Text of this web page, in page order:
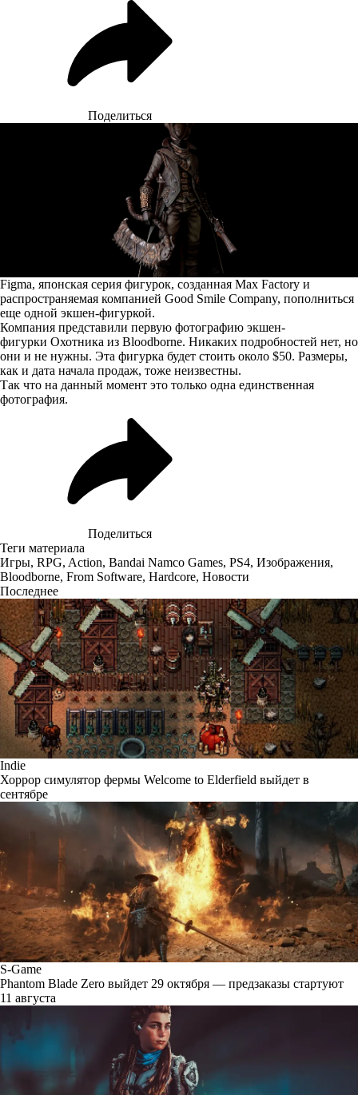
Поделиться
Figma, японская серия фигурок, созданная Max Factory и
распространяемая компанией Good Smile Company, пополниться
еще одной экшен-фигуркой.
Компания представили первую фотографию экшен-
фигурки Охотника из Bloodborne. Никаких подробностей нет, но
они и не нужны. Эта фигурка будет стоить около $50. Размеры,
как и дата начала продаж, тоже неизвестны.
Так что на данный момент это только одна единственная
фотография.
Поделиться
Теги материала
Игры, RPG, Action, Bandai Namco Games, PS4, Изображения,
Bloodborne, From Software, Hardcore, Новости
Последнее
Indie
Хоррор симулятор фермы Welcome to Elderfield выйдет в
сентябре
S-Game
Phantom Blade Zero выйдет 29 октября — предзаказы стартуют
11 августа